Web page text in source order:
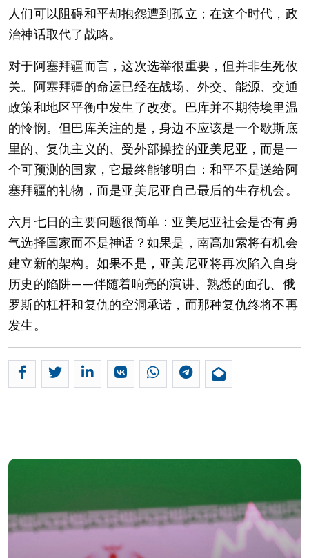
人们可以阻碍和平却抱怨遭到孤立；在这个时代，政
治神话取代了战略。
对于阿塞拜疆而言，这次选举很重要，但并非生死攸
关。阿塞拜疆的命运已经在战场、外交、能源、交通
政策和地区平衡中发生了改变。巴库并不期待埃里温
的怜悯。但巴库关注的是，身边不应该是一个歇斯底
里的、复仇主义的、受外部操控的亚美尼亚，而是一
个可预测的国家，它最终能够明白：和平不是送给阿
塞拜疆的礼物，而是亚美尼亚自己最后的生存机会。
六月七日的主要问题很简单：亚美尼亚社会是否有勇
气选择国家而不是神话？如果是，南高加索将有机会
建立新的架构。如果不是，亚美尼亚将再次陷入自身
历史的陷阱——伴随着响亮的演讲、熟悉的面孔、俄
罗斯的杠杆和复仇的空洞承诺，而那种复仇终将不再
发生。